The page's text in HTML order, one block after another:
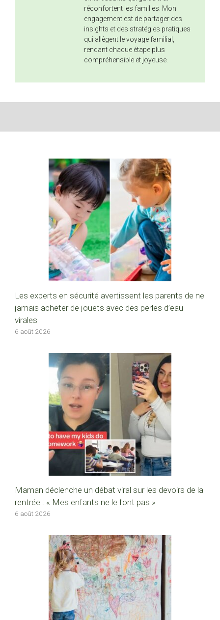
réconfortent les familles. Mon
engagement est de partager des
insights et des stratégies pratiques
qui allègent le voyage familial,
rendant chaque étape plus
compréhensible et joyeuse.
Les experts en sécurité avertissent les parents de ne
jamais acheter de jouets avec des perles d’eau
virales
6 août 2026
Maman déclenche un débat viral sur les devoirs de la
rentrée : « Mes enfants ne le font pas »
6 août 2026